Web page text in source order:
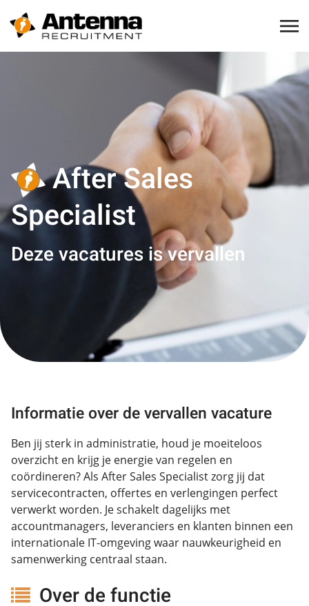
After Sales
Specialist
Deze vacatures is vervallen
Informatie over de vervallen vacature
Ben jij sterk in administratie, houd je moeiteloos
overzicht en krijg je energie van regelen en
coördineren? Als After Sales Specialist zorg jij dat
servicecontracten, offertes en verlengingen perfect
verwerkt worden. Je schakelt dagelijks met
accountmanagers, leveranciers en klanten binnen een
internationale IT-omgeving waar nauwkeurigheid en
samenwerking centraal staan.
Over de functie